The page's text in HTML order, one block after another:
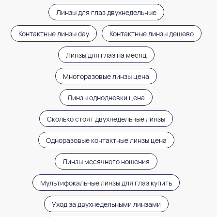
Линзы для глаз двухнедельные
Контактные линзы day Контактные линзы дешево
Линзы для глаз на месяц
Многоразовые линзы цена
Линзы однодневки цена
Сколько стоят двухнедельные линзы
Одноразовые контактные линзы цена
Линзы месячного ношения
Мультифокальные линзы для глаз купить
Уход за двухнедельными линзами
Важная информация для пользователей
контактных линз:Обращаем ваше внимание, что
контактные линзы имеют целый ряд характеристик
материала (кислородная проницаемость,
влагосодержание, модуль упругости и другие)
и геометрических параметров (диаметр, базовая
кривизна, толщина и другие), которые влияют
на комфортное и здоровое ношение данных
медицинских изделий. Подбор контактных линз,
учитывающий особенности ваших глаз, должен
осуществлять врач офтальмолог или оптометрист